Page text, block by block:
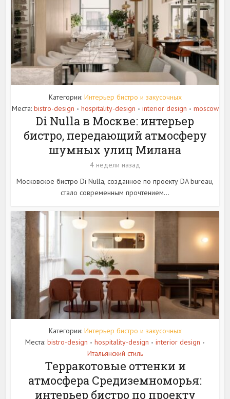
Категории: Интерьер бистро и закусочных
Места: bistro-design • hospitality-design • interior design • moscow
Di Nulla в Москве: интерьер
бистро, передающий атмосферу
шумных улиц Милана
4 недели назад
Московское бистро Di Nulla, созданное по проекту DA bureau,
стало современным прочтением...
Категории: Интерьер бистро и закусочных
Места: bistro-design • hospitality-design • interior design •
Итальянский стиль
Терракотовые оттенки и
атмосфера Средиземноморья:
интерьер бистро по проекту